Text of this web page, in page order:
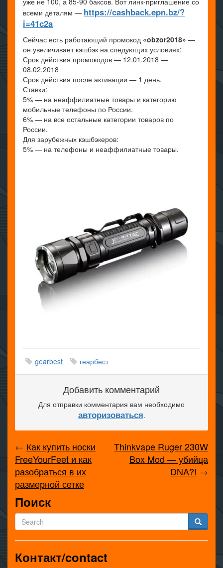
всеми деталям — https://cashback.epn.bz/?
i=41c2a
Сейчас есть работающий промокод «obzor2018» —
он увеличивает кэшбэк на следующих условиях:
Срок действия промокодов — 12.01.2018 —
08.02.2018
Срок действия после активации — 1 день.
Ставки:
5% — на неаффилиатные товары и категорию
мобильные телефоны по России.
6% — на все остальные категории товаров по
России.
Для зарубежных кэшбэкеров:
5% — на телефоны и неаффилиатные товары.
gearbest геарбест
Добавить комментарий
Для отправки комментария вам необходимо
авторизоваться.
← Как купить носки
FreeYourFeet и как
разобраться в их
размерной сетке
Thinkvape Ruger 230W
Box Mod — убийца
DNA?! →
Поиск
Контакт/contact